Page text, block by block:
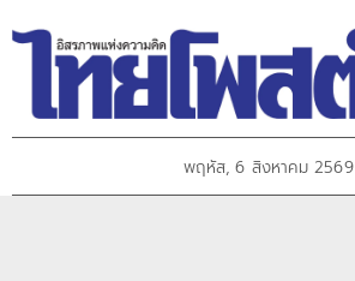
พฤหัส, 6 สิงหาคม 2569